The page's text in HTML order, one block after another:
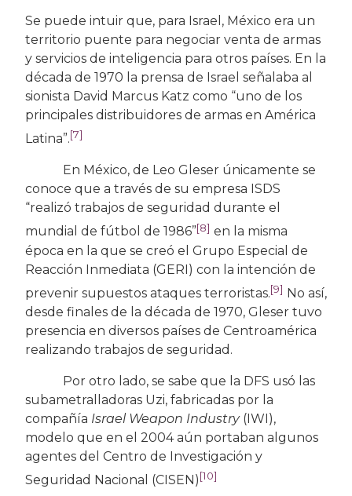
Se puede intuir que, para Israel, México era un
territorio puente para negociar venta de armas
y servicios de inteligencia para otros países. En la
década de 1970 la prensa de Israel señalaba al
sionista David Marcus Katz como “uno de los
principales distribuidores de armas en América
Latina”.[7]
En México, de Leo Gleser únicamente se
conoce que a través de su empresa ISDS
“realizó trabajos de seguridad durante el
mundial de fútbol de 1986”[8] en la misma
época en la que se creó el Grupo Especial de
Reacción Inmediata (GERI) con la intención de
prevenir supuestos ataques terroristas.[9] No así,
desde finales de la década de 1970, Gleser tuvo
presencia en diversos países de Centroamérica
realizando trabajos de seguridad.
Por otro lado, se sabe que la DFS usó las
subametralladoras Uzi, fabricadas por la
compañía Israel Weapon Industry(IWI),
modelo que en el 2004 aún portaban algunos
agentes del Centro de Investigación y
Seguridad Nacional (CISEN)[10]